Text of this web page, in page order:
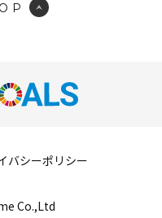
バシーポリシー
Co.,Ltd